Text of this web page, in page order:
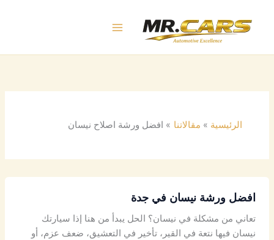
المحتوى
الرئيسية مقالاتنا افضل ورشة اصلاح نيسان
افضل ورشة نيسان في جدة
تعاني من مشكلة في نيسان؟ الحل يبدأ من هنا إذا سيارتك
نيسان فيها نتعة في القير، تأخير في التعشيق، ضعف عزم، أو